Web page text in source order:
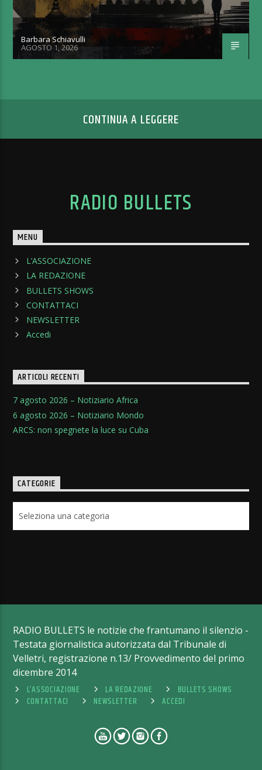
Barbara Schiavulli
AGOSTO 1, 2026
CONTINUA A LEGGERE
RADIO BULLETS
MENU
L’ASSOCIAZIONE
LA REDAZIONE
BULLETS SHOWS
CONTATTACI
NEWSLETTER
Accedi
ARTICOLI RECENTI
7 agosto 2026 – Notiziario Africa
6 agosto 2026 – Notiziario Mondo
ARCS: non spegnete la luce su Cuba
CATEGORIE
RADIO BULLETS le notizie che frantumano il silenzio -
Testata giornalistica autorizzata dal Tribunale di
Velletri, registrazione n.13/ Provvedimento del primo
dicembre 2014
L’ASSOCIAZIONE
LA REDAZIONE
BULLETS SHOWS
CONTATTACI
NEWSLETTER ACCEDI